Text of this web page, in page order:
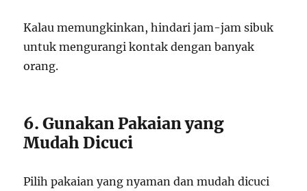
Kalau memungkinkan, hindari jam-jam sibuk
untuk mengurangi kontak dengan banyak
orang.
6. Gunakan Pakaian yang
Mudah Dicuci
Pilih pakaian yang nyaman dan mudah dicuci